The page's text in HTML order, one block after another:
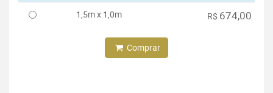
1,5m x 1,0m R$ 674,00
Comprar